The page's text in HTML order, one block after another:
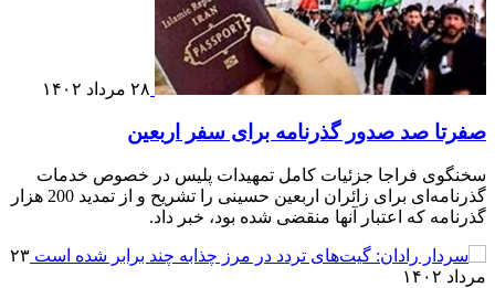
۲۸ مرداد ۱۴۰۲
صفرتا صد صدور گذرنامه برای سفر اربعین
سخنگوی فراجا جزئیات کامل تمهیدات پلیس در خصوص خدمات
گذرنامه‌ای برای زائران اربعین حسینی را تشریح و از تمدید 200 هزار
گذرنامه که اعتبار آنها منقضی شده بود، خبر داد.
۲۳
مرداد ۱۴۰۲